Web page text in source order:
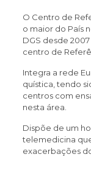
O Centro de
o maior do País
DGS desde
centro de
Integra a rede
quística, tendo
centros com
nesta área.
Dispõe de um
telemedicina
exacerbações